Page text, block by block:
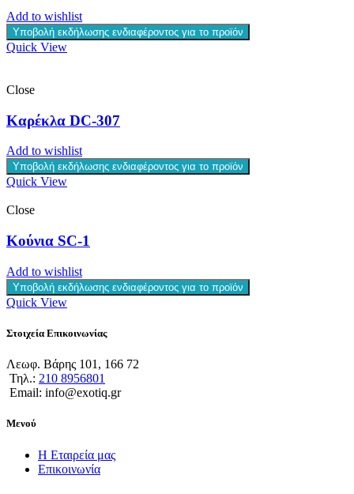
Add to wishlist
Υποβολή εκδήλωσης ενδιαφέροντος για το προϊόν
Quick View
Close
Καρέκλα DC-307
Add to wishlist
Υποβολή εκδήλωσης ενδιαφέροντος για το προϊόν
Quick View
Close
Κούνια SC-1
Add to wishlist
Υποβολή εκδήλωσης ενδιαφέροντος για το προϊόν
Quick View
Στοιχεία Επικοινωνίας
Λεωφ. Βάρης 101, 166 72
Τηλ.: 210 8956801
Email: info@exotiq.gr
Μενού
Η Εταιρεία μας
Επικοινωνία